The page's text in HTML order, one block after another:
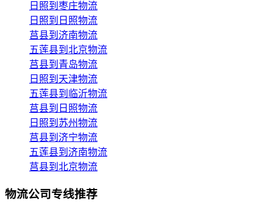
日照到枣庄物流
日照到日照物流
莒县到济南物流
五莲县到北京物流
莒县到青岛物流
日照到天津物流
五莲县到临沂物流
莒县到日照物流
日照到苏州物流
莒县到济宁物流
五莲县到济南物流
莒县到北京物流
物流公司专线推荐